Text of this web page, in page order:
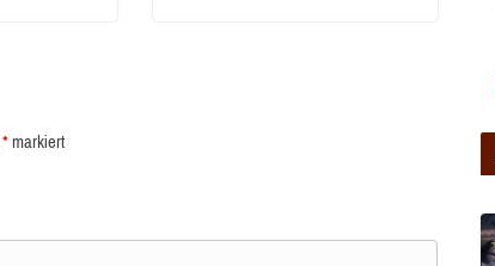
*markiert